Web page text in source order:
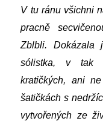
V tu ránu všichni
pracně
Zblbli. Dokázala
sólistka, v tak
kratičkých, ani
šatičkách s
vytvořených ze